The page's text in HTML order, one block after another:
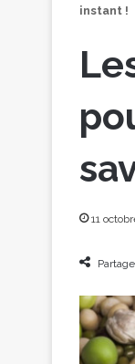
instant !
11